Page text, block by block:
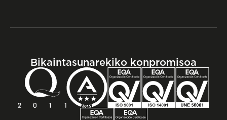
Bikaintasunarekiko konpromisoa